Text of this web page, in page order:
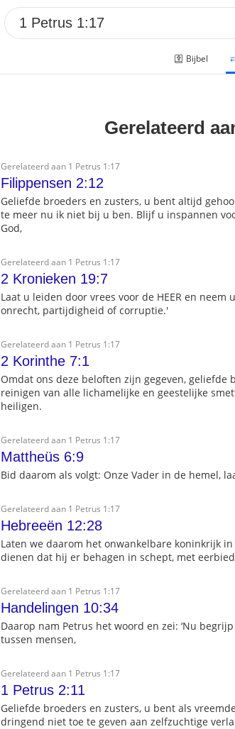
Bijbel
Gerelateerd
Gerelateerd aan 1 Petrus 1:17
Filippensen 2:12
Geliefde broeders en zusters, u bent altijd
te meer nu ik niet bij u ben. Blijf u inspannen
God,
Gerelateerd aan 1 Petrus 1:17
2 Kronieken 19:7
Laat u leiden door vrees voor de HEER en neem
onrecht, partijdigheid of corruptie.'
Gerelateerd aan 1 Petrus 1:17
2 Korinthe 7:1
Omdat ons deze beloften zijn gegeven, geliefde
reinigen van alle lichamelijke en geestelijke
heiligen.
Gerelateerd aan 1 Petrus 1:17
Mattheüs 6:9
Bid daarom als volgt: Onze Vader in de hemel,
Gerelateerd aan 1 Petrus 1:17
Hebreeën 12:28
Laten we daarom het onwankelbare koninkrijk
dienen dat hij er behagen in schept, met
Gerelateerd aan 1 Petrus 1:17
Handelingen 10:34
Daarop nam Petrus het woord en zei: ‘Nu
tussen mensen,
Gerelateerd aan 1 Petrus 1:17
1 Petrus 2:11
Geliefde broeders en zusters, u bent als
dringend niet toe te geven aan zelfzuchtige